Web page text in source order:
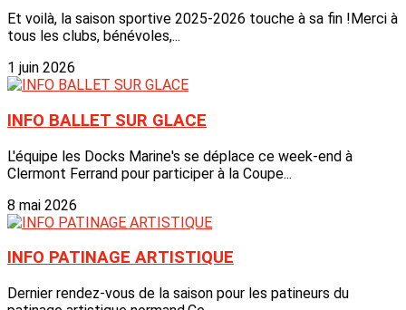
Et voilà, la saison sportive 2025-2026 touche à sa fin !Merci à
tous les clubs, bénévoles,...
1 juin 2026
INFO BALLET SUR GLACE
L'équipe les Docks Marine's se déplace ce week-end à
Clermont Ferrand pour participer à la Coupe...
8 mai 2026
INFO PATINAGE ARTISTIQUE
Dernier rendez-vous de la saison pour les patineurs du